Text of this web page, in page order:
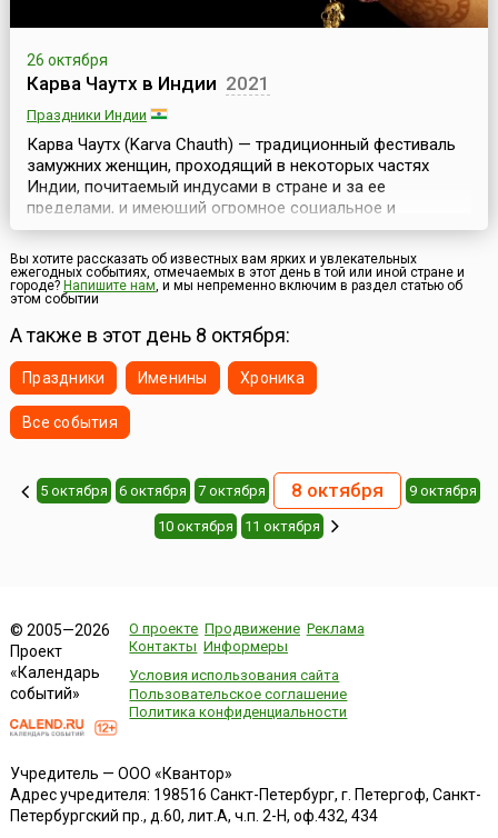
26 октября
Карва Чаутх в Индии 2021
Праздники Индии
Карва Чаутх (Karva Chauth) — традиционный фестиваль
замужних женщин, проходящий в некоторых частях
Индии, почитаемый индусами в стране и за ее
пределами, и имеющий огромное социальное и
культурное значение.В этот день замужние женщины
соблюдают пост, отказываясь от воды и еды, тем
самым желая мужу долгой и успешной жизни. Данный
ритуал символизирует преданность жен своим мужьям и
Вы хотите рассказать об известных вам ярких и увлекательных
ежегодных событиях, отмечаемых в этот день в той или иной стране и
городе? Напишите нам, и мы непременно включим в раздел статью об
этом событии
А также в этот день 8 октября:
Праздники Именины Хроника
Все события
5 октября 6 октября 7 октября 8 октября 9 октября
10 октября 11 октября
© 2005—2026
Проект
«Календарь
событий»
О проекте Продвижение Реклама
Контакты Информеры
Условия использования сайта
Пользовательское соглашение
Политика конфиденциальности
Учредитель — ООО «Квантор»
Адрес учредителя: 198516 Санкт-Петербург, г. Петергоф, Санкт-
Петербургский пр., д.60, лит.А, ч.п. 2-Н, оф.432, 434